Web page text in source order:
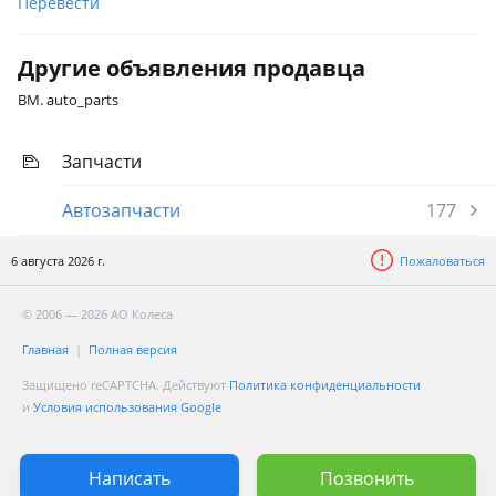
Другие объявления продавца
BM. auto_parts
Запчасти
Автозапчасти
177
6 августа 2026 г. Пожаловаться
Написать Позвонить
© 2006 — 2026 АО Колеса
Главная Полная версия
Защищено reCAPTCHA. Действуют Политика конфиденциальности
и Условия использования Google